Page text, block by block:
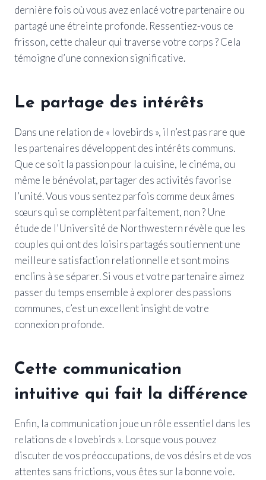
dernière fois où vous avez enlacé votre partenaire ou
partagé une étreinte profonde. Ressentiez-vous ce
frisson, cette chaleur qui traverse votre corps ? Cela
témoigne d’une connexion significative.
Le partage des intérêts
Dans une relation de « lovebirds », il n’est pas rare que
les partenaires développent des intérêts communs.
Que ce soit la passion pour la cuisine, le cinéma, ou
même le bénévolat, partager des activités favorise
l’unité. Vous vous sentez parfois comme deux âmes
sœurs qui se complètent parfaitement, non ? Une
étude de l’Université de Northwestern révèle que les
couples qui ont des loisirs partagés soutiennent une
meilleure satisfaction relationnelle et sont moins
enclins à se séparer. Si vous et votre partenaire aimez
passer du temps ensemble à explorer des passions
communes, c’est un excellent insight de votre
connexion profonde.
Cette communication
intuitive qui fait la différence
Enfin, la communication joue un rôle essentiel dans les
relations de « lovebirds ». Lorsque vous pouvez
discuter de vos préoccupations, de vos désirs et de vos
attentes sans frictions, vous êtes sur la bonne voie.